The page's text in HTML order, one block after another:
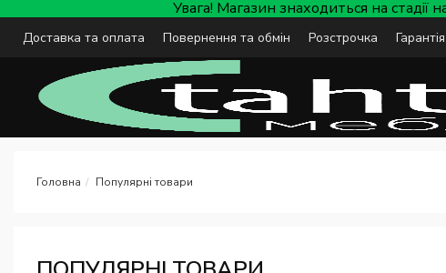
Увага! Магазин знаходиться на
Доставка та оплата Повернення та обмін Розстрочка Гарантія
Популярні товари